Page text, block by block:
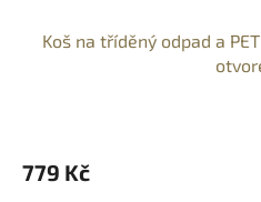
Koš na tříděný odpad a
779 Kč